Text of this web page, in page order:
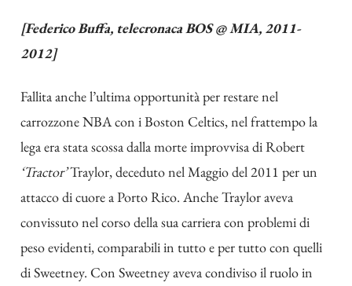
[Federico Buffa, telecronaca BOS @ MIA, 2011-
2012]
Fallita anche l’ultima opportunità per restare nel
carrozzone NBA con i Boston Celtics, nel frattempo la
lega era stata scossa dalla morte improvvisa di Robert
‘Tractor’Traylor, deceduto nel Maggio del 2011 per un
attacco di cuore a Porto Rico. Anche Traylor aveva
convissuto nel corso della sua carriera con problemi di
peso evidenti, comparabili in tutto e per tutto con quelli
di Sweetney. Con Sweetney aveva condiviso il ruolo in